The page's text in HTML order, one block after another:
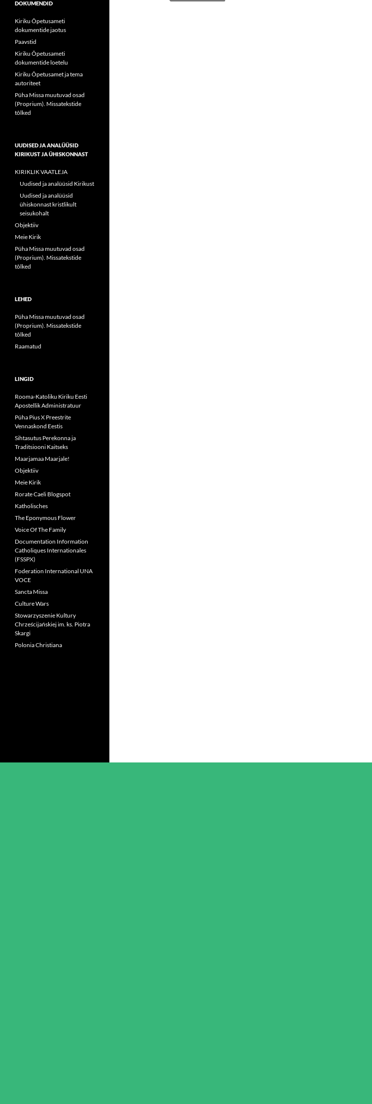
DOKUMENDID
Kiriku Õpetusameti
dokumentide jaotus
Paavstid
Kiriku Õpetusameti
dokumentide loetelu
Kiriku Õpetusamet ja tema
autoriteet
Püha Missa muutuvad osad
(Proprium). Missatekstide
tõlked
UUDISED JA ANALÜÜSID
KIRIKUST JA ÜHISKONNAST
KIRIKLIK VAATLEJA
Uudised ja analüüsid Kirikust
Uudised ja analüüsid
ühiskonnast kristlikult
seisukohalt
Objektiiv
Meie Kirik
Püha Missa muutuvad osad
(Proprium). Missatekstide
tõlked
LEHED
Püha Missa muutuvad osad
(Proprium). Missatekstide
tõlked
Raamatud
LINGID
Rooma-Katoliku Kiriku Eesti
Apostellik Administratuur
Püha Pius X Preestrite
Vennaskond Eestis
Sihtasutus Perekonna ja
Traditsiooni Kaitseks
Maarjamaa Maarjale!
Objektiiv
Meie Kirik
Rorate Caeli Blogspot
Katholisches
The Eponymous Flower
Voice Of The Family
Documentation Information
Catholiques Internationales
(FSSPX)
Foderation International UNA
VOCE
Sancta Missa
Culture Wars
Stowarzyszenie Kultury
Chrześcijańskiej im. ks. Piotra
Skargi
Polonia Christiana